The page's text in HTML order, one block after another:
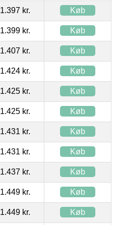
1.397 kr. Køb
1.399 kr. Køb
1.407 kr. Køb
1.424 kr. Køb
1.425 kr. Køb
1.425 kr. Køb
1.431 kr. Køb
1.431 kr. Køb
1.437 kr. Køb
1.449 kr. Køb
1.449 kr. Køb